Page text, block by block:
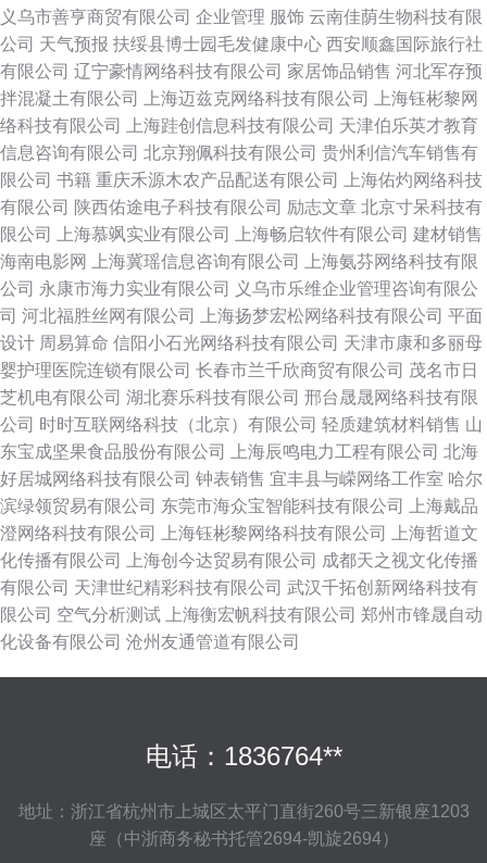
义乌市善亨商贸有限公司 企业管理 服饰 云南佳荫生物科技有限
公司 天气预报 扶绥县博士园毛发健康中心 西安顺鑫国际旅行社
有限公司 辽宁豪情网络科技有限公司 家居饰品销售 河北军存预
拌混凝土有限公司
上海迈兹克网络科技有限公司
上海钰彬黎网
络科技有限公司
上海跬创信息科技有限公司 天津伯乐英才教育
信息咨询有限公司 北京翔佩科技有限公司 贵州利信汽车销售有
限公司 书籍 重庆禾源木农产品配送有限公司
上海佑灼网络科技
有限公司 陕西佑途电子科技有限公司 励志文章 北京寸呆科技有
限公司
上海慕飒实业有限公司 上海畅启软件有限公司 建材销售
海南电影网
上海冀瑶信息咨询有限公司
上海氨芬网络科技有限
公司 永康市海力实业有限公司
义乌市乐维企业管理咨询有限公
司 河北福胜丝网有限公司 上海扬梦宏松网络科技有限公司 平面
设计 周易算命 信阳小石光网络科技有限公司 天津市康和多丽母
婴护理医院连锁有限公司 长春市兰千欣商贸有限公司 茂名市日
芝机电有限公司 湖北赛乐科技有限公司 邢台晟晟网络科技有限
公司 时时互联网络科技（北京）有限公司 轻质建筑材料销售 山
东宝成坚果食品股份有限公司
上海辰鸣电力工程有限公司 北海
好居城网络科技有限公司 钟表销售 宜丰县与嵘网络工作室 哈尔
滨绿领贸易有限公司 东莞市海众宝智能科技有限公司
上海戴品
澄网络科技有限公司
上海钰彬黎网络科技有限公司
上海哲道文
化传播有限公司
上海创今达贸易有限公司 成都天之视文化传播
有限公司 天津世纪精彩科技有限公司 武汉千拓创新网络科技有
限公司 空气分析测试 上海衡宏帆科技有限公司 郑州市锋晟自动
化设备有限公司 沧州友通管道有限公司
电话：1836764**
地址：浙江省杭州市上城区太平门直街260号三新银座1203
座（中浙商务秘书托管2694-凯旋2694）